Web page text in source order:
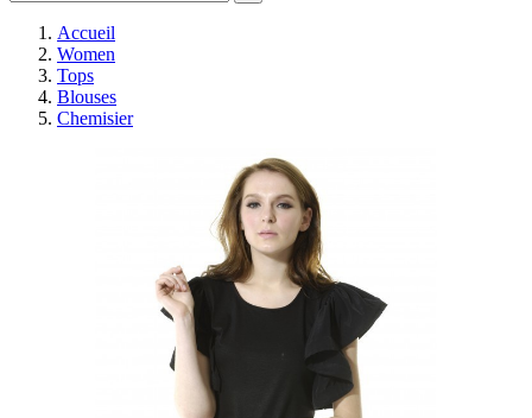
Accueil
Women
Tops
Blouses
Chemisier